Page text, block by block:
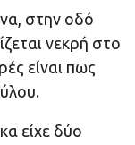
στην οδό
νεκρή στο
είναι πως
είχε δύο